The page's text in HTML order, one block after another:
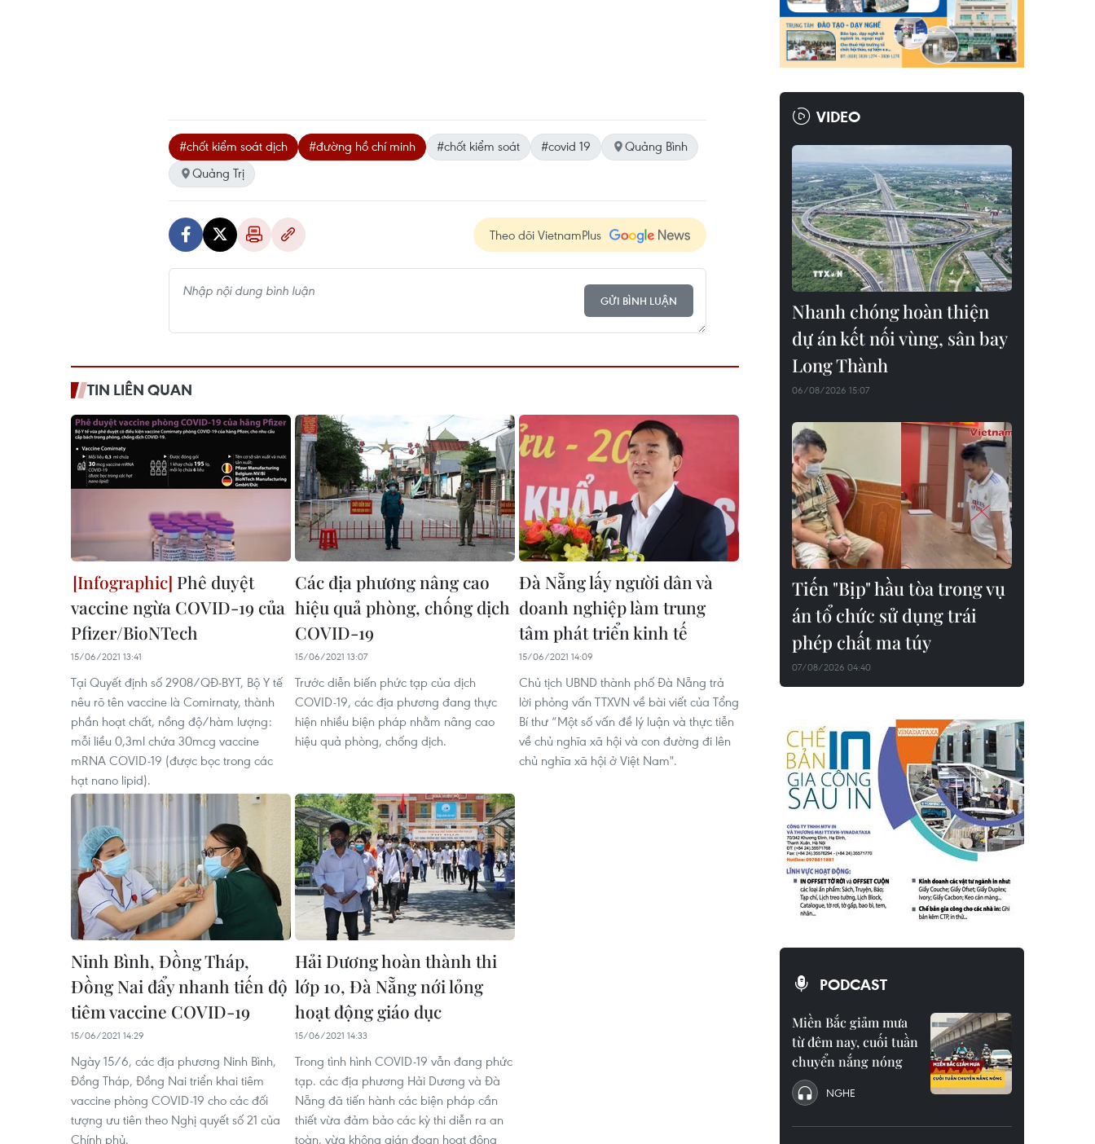
#chốt kiểm soát dịch #đường hồ chí minh #chốt kiểm soát #covid 19
Quảng Bình
Quảng Trị
Theo dõi VietnamPlus
GỬI BÌNH LUẬN
TIN LIÊN QUAN
Phê duyệt
vaccine ngừa COVID-19 của
Pfizer/BioNTech
15/06/2021 13:41
Tại Quyết định số 2908/QĐ-BYT, Bộ Y tế
nêu rõ tên vaccine là Comirnaty, thành
phần hoạt chất, nồng độ/hàm lượng:
mỗi liều 0,3ml chứa 30mcg vaccine
mRNA COVID-19 (được bọc trong các
hạt nano lipid).
Các địa phương nâng cao
hiệu quả phòng, chống dịch
COVID-19
15/06/2021 13:07
Trước diễn biến phức tạp của dịch
COVID-19, các địa phương đang thực
hiện nhiều biện pháp nhằm nâng cao
hiệu quả phòng, chống dịch.
Đà Nẵng lấy người dân và
doanh nghiệp làm trung
tâm phát triển kinh tế
15/06/2021 14:09
Chủ tịch UBND thành phố Đà Nẵng trả
lời phỏng vấn TTXVN về bài viết của Tổng
Bí thư “Một số vấn đề lý luận và thực tiễn
về chủ nghĩa xã hội và con đường đi lên
chủ nghĩa xã hội ở Việt Nam".
Ninh Bình, Đồng Tháp,
Đồng Nai đẩy nhanh tiến độ
tiêm vaccine COVID-19
15/06/2021 14:29
Ngày 15/6, các địa phương Ninh Bình,
Đồng Tháp, Đồng Nai triển khai tiêm
vaccine phòng COVID-19 cho các đối
tượng ưu tiên theo Nghị quyết số 21 của
Chính phủ.
Hải Dương hoàn thành thi
lớp 10, Đà Nẵng nới lỏng
hoạt động giáo dục
15/06/2021 14:33
Trong tình hình COVID-19 vẫn đang phức
tạp. các địa phương Hải Dương và Đà
Nẵng đã tiến hành các biện pháp cần
thiết vừa đảm bảo các kỳ thi diễn ra an
toàn, vừa không gián đoạn hoạt động
VIDEO
Nhanh chóng hoàn thiện
dự án kết nối vùng, sân bay
Long Thành
06/08/2026 15:07
Tiến "Bịp" hầu tòa trong vụ
án tổ chức sử dụng trái
phép chất ma túy
07/08/2026 04:40
PODCAST
Miền Bắc giảm mưa
từ đêm nay, cuối tuần
chuyển nắng nóng
NGHE